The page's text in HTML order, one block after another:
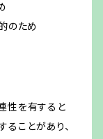
のため
性を有すると
ことがあり、